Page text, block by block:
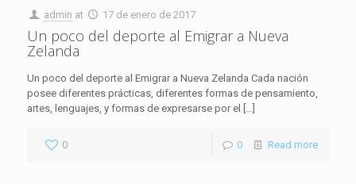
admin at 17 de enero de 2017
Un poco del deporte al Emigrar a Nueva
Zelanda
Un poco del deporte al Emigrar a Nueva Zelanda Cada nación
posee diferentes prácticas, diferentes formas de pensamiento,
artes, lenguajes, y formas de expresarse por el […]
0 0 Read more